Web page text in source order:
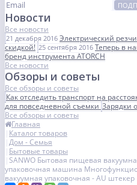
Новости
Все новости
21 декабря 2016 Электрический
скидкой! 25 сентября 2016 Теперь в
бренд инструмента ATORCH
Все новости
Обзоры и советы
Все обзоры и советы
Как отследить транспорт на
для повседневной съемкиЗарядки
Все обзоры и советы
Главная
Каталог товаров
Дом - Семья
Бытовые товары
SANWO Бытовая пищевая
упаковочная машина
вакуумная упаковочная - AU штекер